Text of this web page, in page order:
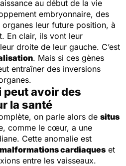
au début de la vie
embryonnaire, des
leur future position, à
En clair, ils vont leur
droite de leur gauche. C’est
. Mais si ces gènes
entraîner des inversions
peut avoir des
la santé
on parle alors de situs
comme le cœur, a une
Cette anomalie est
malformations cardiaques et
entre les vaisseaux.